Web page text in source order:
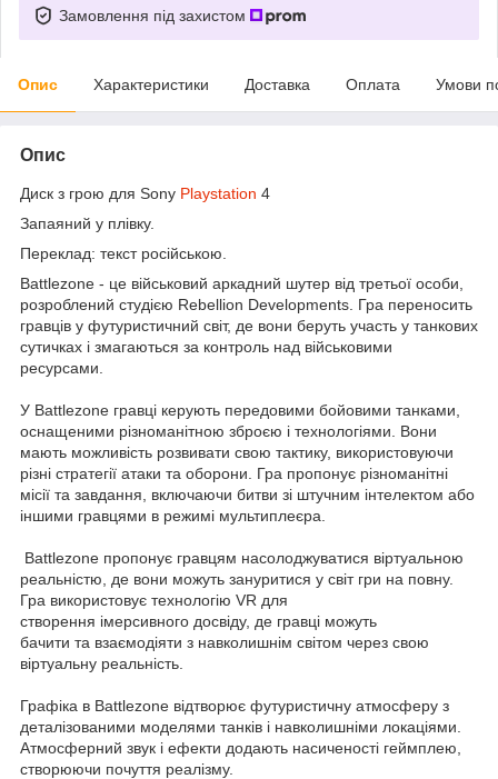
Замовлення під захистом
Опис Характеристики Доставка Оплата Умови
Опис
Диск з грою для Sony Playstation 4
Запаяний у плівку.
Переклад: текст російською.
Battlezone - це військовий аркадний шутер від третьої особи,
розроблений студією Rebellion Developments. Гра переносить
гравців у футуристичний світ, де вони беруть участь у танкових
сутичках і змагаються за контроль над військовими
ресурсами.
У Battlezone гравці керують передовими бойовими танками,
оснащеними різноманітною зброєю і технологіями. Вони
мають можливість розвивати свою тактику, використовуючи
різні стратегії атаки та оборони. Гра пропонує різноманітні
місії та завдання, включаючи битви зі штучним інтелектом або
іншими гравцями в режимі мультиплеєра.
Battlezone пропонує гравцям насолоджуватися віртуальною
реальністю, де вони можуть зануритися у світ гри на повну.
Гра використовує технологію VR для
створення імерсивного досвіду, де гравці можуть
бачити та взаємодіяти з навколишнім світом через свою
віртуальну реальність.
Графіка в Battlezone відтворює футуристичну атмосферу з
деталізованими моделями танків і навколишніми локаціями.
Атмосферний звук і ефекти додають насиченості геймплею,
створюючи почуття реалізму.